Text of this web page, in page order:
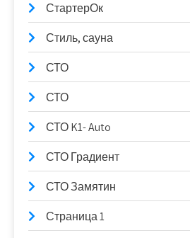
СтартерОк
Стиль, сауна
СТО
СТО
СТО K1- Auto
СТО Градиент
СТО Замятин
Страница 1